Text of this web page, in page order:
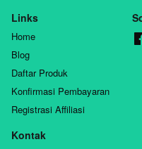
Links
Home
Blog
Daftar Produk
Konfirmasi Pembayaran
Registrasi Affiliasi
Kontak